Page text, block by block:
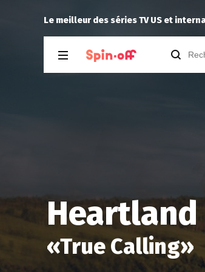
Le meilleur des séries TV US et
Heartland
«True Calling»